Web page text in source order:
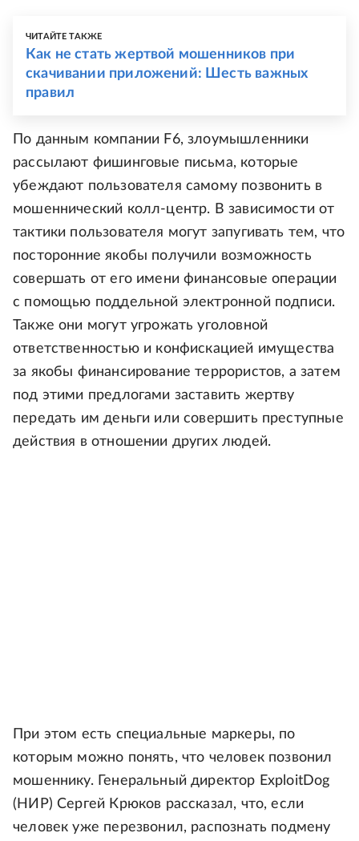
ЧИТАЙТЕ ТАКЖЕ
Как не стать жертвой мошенников при
скачивании приложений: Шесть важных
правил
По данным компании F6, злоумышленники
рассылают фишинговые письма, которые
убеждают пользователя самому позвонить в
мошеннический колл-центр. В зависимости от
тактики пользователя могут запугивать тем, что
посторонние якобы получили возможность
совершать от его имени финансовые операции
с помощью поддельной электронной подписи.
Также они могут угрожать уголовной
ответственностью и конфискацией имущества
за якобы финансирование террористов, а затем
под этими предлогами заставить жертву
передать им деньги или совершить преступные
действия в отношении других людей.
При этом есть специальные маркеры, по
которым можно понять, что человек позвонил
мошеннику. Генеральный директор ExploitDog
(НИР) Сергей Крюков рассказал, что, если
человек уже перезвонил, распознать подмену